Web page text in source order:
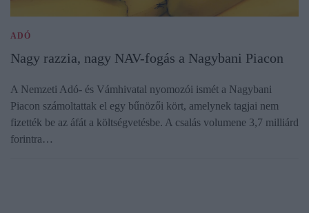
ADÓ
Nagy razzia, nagy NAV-fogás a Nagybani Piacon
A Nemzeti Adó- és Vámhivatal nyomozói ismét a Nagybani
Piacon számoltattak el egy bűnözői kört, amelynek tagjai nem
fizették be az áfát a költségvetésbe. A csalás volumene 3,7 milliárd
forintra…